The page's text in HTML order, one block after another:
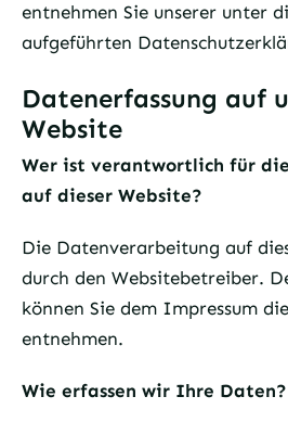
entnehmen Sie unserer unter
aufgeführten
Datenerfassung auf
Website
Wer ist verantwortlich für
auf dieser Website?
Die Datenverarbeitung auf
durch den Websitebetreiber.
können Sie dem Impressum
entnehmen.
Wie erfassen wir Ihre Daten?